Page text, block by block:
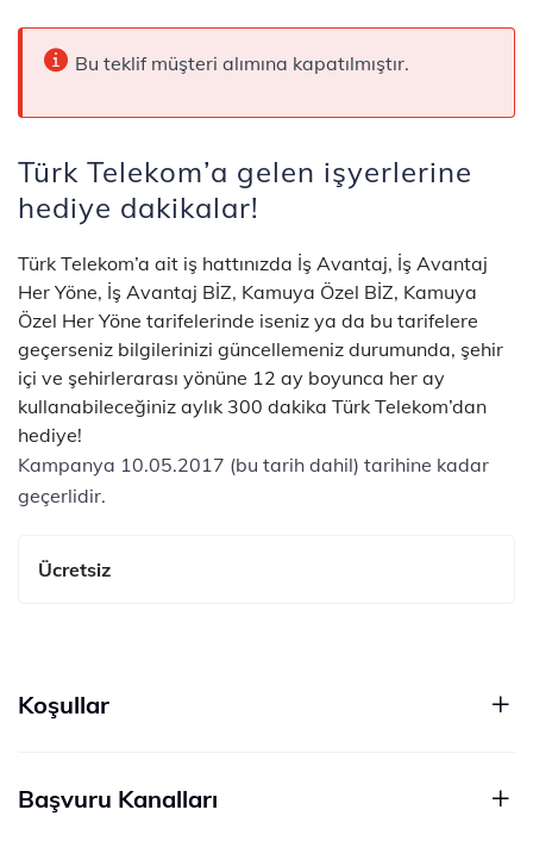
Bu teklif müşteri alımına kapatılmıştır.
Türk Telekom’a gelen işyerlerine
hediye dakikalar!
Türk Telekom’a ait iş hattınızda İş Avantaj, İş Avantaj
Her Yöne, İş Avantaj BİZ, Kamuya Özel BİZ, Kamuya
Özel Her Yöne tarifelerinde iseniz ya da bu tarifelere
geçerseniz bilgilerinizi güncellemeniz durumunda, şehir
içi ve şehirlerarası yönüne 12 ay boyunca her ay
kullanabileceğiniz aylık 300 dakika Türk Telekom’dan
hediye!
Kampanya 10.05.2017 (bu tarih dahil) tarihine kadar
geçerlidir.
Ücretsiz
Koşullar
Başvuru Kanalları